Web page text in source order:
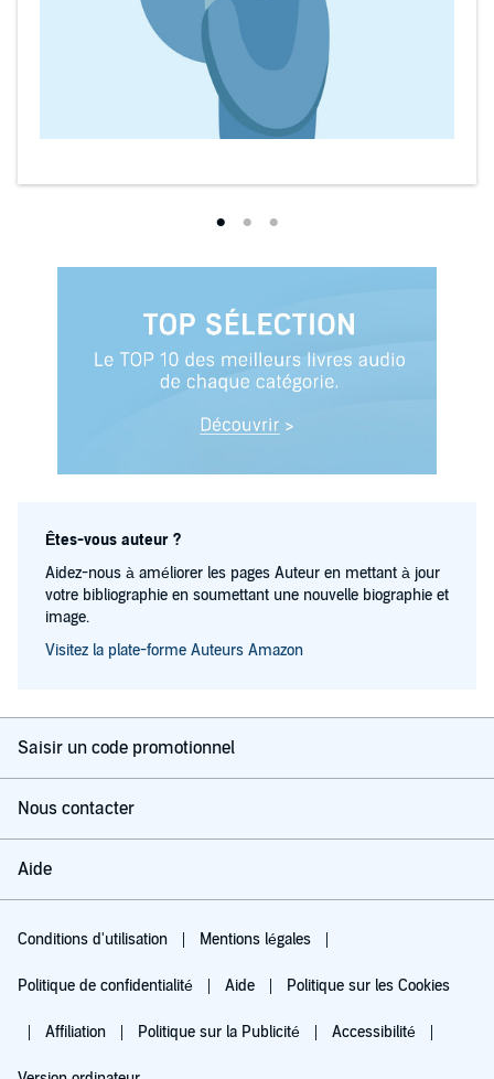
Êtes-vous auteur ?
Aidez-nous à améliorer les pages Auteur en mettant à jour
votre bibliographie en soumettant une nouvelle biographie et
image.
Visitez la plate-forme Auteurs Amazon
Saisir un code promotionnel
Nous contacter
Aide
Conditions d'utilisation Mentions légales
Politique de confidentialité Aide Politique sur les Cookies
Affiliation Politique sur la Publicité Accessibilité